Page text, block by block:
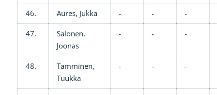
46. Aures, Jukka - - -
47.
Salonen,
Joonas
- - -
48.
Tamminen,
Tuukka
- - -